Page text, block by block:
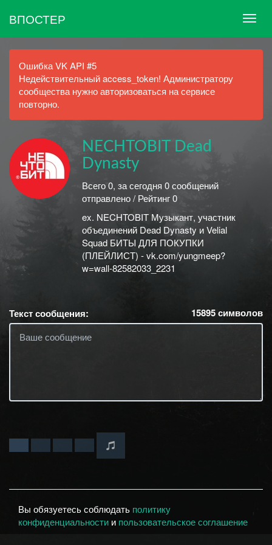
ВПОСТЕР
Ошибка VK API #5
Недействительный access_token! Администратору
сообщества нужно авторизоваться на сервисе
повторно.
NECHTOBIT Dead
Dynasty
Всего 0, за сегодня 0 сообщений
отправлено / Рейтинг 0
ex. NECHTOBIT Музыкант, участник
объединений Dead Dynasty и Velial
Squad БИТЫ ДЛЯ ПОКУПКИ
(ПЛЕЙЛИСТ) - vk.com/yungmeep?
w=wall-82582033_2231
Текст сообщения: 15895символов
Вы обязуетесь соблюдать политику
конфиденциальности и пользовательское соглашение